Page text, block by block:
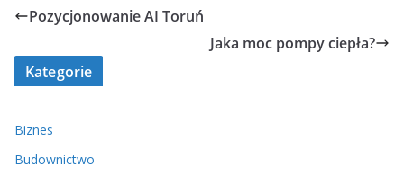
Pozycjonowanie AI Toruń
Jaka moc pompy ciepła?
Kategorie
Biznes
Budownictwo